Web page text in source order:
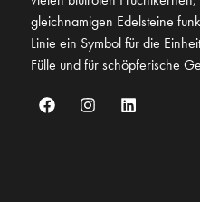
gleichnamigen Edelsteine
Linie ein Symbol für die
Fülle und für schöpferische